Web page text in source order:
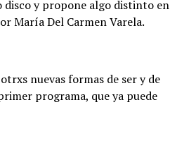
disco y propone algo distinto en
María Del Carmen Varela.
nuevas formas de ser y de
programa, que ya puede